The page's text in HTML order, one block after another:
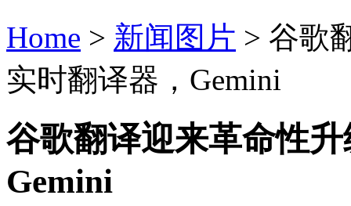
Home > 新闻图片 > 谷歌
实时翻译器，Gemini
谷歌翻译迎来革命性
Gemini